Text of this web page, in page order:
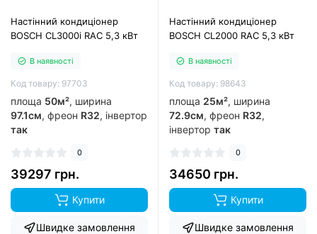
Настінний кондиціонер
BOSCH CL3000i RAC 5,3 кВт
В наявності
Код товару: 97703
площа 50м², ширина
97.1см, фреон R32, інвертор
так
0
39297 грн.
Купити
Швидке замовлення
Настінний кондиціонер
BOSCH CL2000 RAC 5,3 кВт
В наявності
Код товару: 98643
площа 25м², ширина
72.9см, фреон R32,
інвертор так
0
34650 грн.
Купити
Швидке замовлення